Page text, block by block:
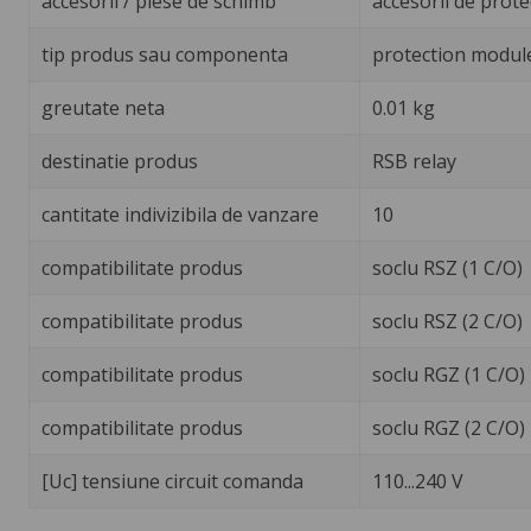
tip produs sau componenta protection
greutate neta 0.01 kg
destinatie produs RSB relay
cantitate indivizibila de vanzare 10
compatibilitate produs soclu RSZ (1 C/O)
compatibilitate produs soclu RSZ (2 C/O)
compatibilitate produs soclu RGZ (1 C/O)
compatibilitate produs soclu RGZ (2 C/O)
[Uc] tensiune circuit comanda 110...240 V